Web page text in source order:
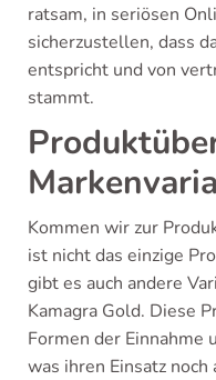
ratsam, in seriösen
sicherzustellen, dass
entspricht und von
stammt.
Kommen wir zur
ist nicht das einzige
gibt es auch andere
Kamagra Gold. Diese
Formen der Einnahme
was ihren Einsatz